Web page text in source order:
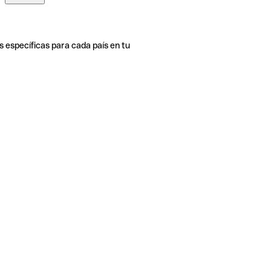
específicas para cada país en tu